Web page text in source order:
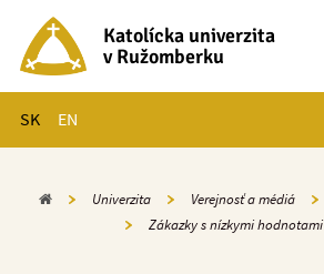
Katolícka univerzita
v Ružomberku
SK EN
Hlavné menu
Domov Univerzita Verejnosť a médiá
Zákazky s nízkymi hodnotami